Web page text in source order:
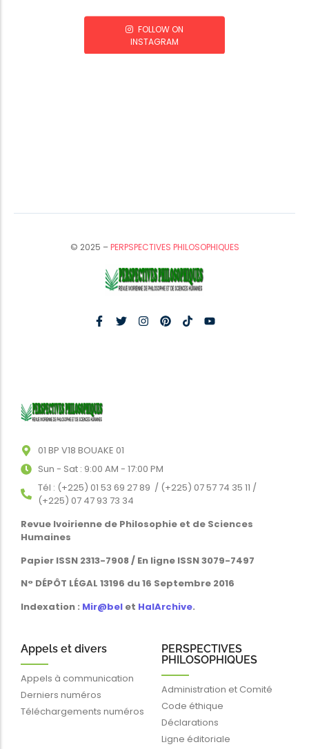
FOLLOW ON
INSTAGRAM
© 2025 –PERPSPECTIVES PHILOSOPHIQUES
01 BP V18 BOUAKE 01
Sun - Sat : 9:00 AM - 17:00 PM
Tél : (+225) 01 53 69 27 89 / (+225) 07 57 74 35 11 /
(+225) 07 47 93 73 34
Revue Ivoirienne de Philosophie et de Sciences
Humaines
Papier ISSN 2313-7908 / En ligne ISSN 3079-7497
N° DÉPÔT LÉGAL 13196 du 16 Septembre 2016
Indexation : Mir@bel et HalArchive.
Appels et divers
Appels à communication
Derniers numéros
Téléchargements numéros
PERSPECTIVES
PHILOSOPHIQUES
Administration et Comité
Code éthique
Déclarations
Ligne éditoriale